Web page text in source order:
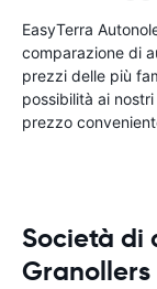
EasyTerra
comparazione di
prezzi delle più
possibilità ai
prezzo
Società di
Granollers